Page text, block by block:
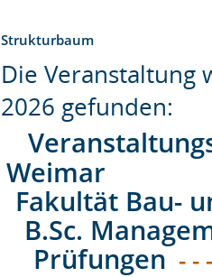
Strukturbaum
Die Veranstaltung
2026 gefunden:
Weimar
Fakultät Bau-
B.Sc.
Prüfungen - -